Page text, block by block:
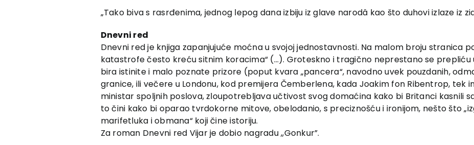
„Tako biva s rasrđenima, jednog lepog dana izbiju iz glave narodâ kao što duhovi izlaze iz
Dnevni red
Dnevni red je knjiga zapanjujuće moćna u svojoj jednostavnosti. Na malom broju stranica
katastrofe često kreću sitnim koracima“ (…). Groteskno i tragično neprestano se prepliću
bira istinite i malo poznate prizore (poput kvara „pancera“, navodno uvek pouzdanih,
granice, ili večere u Londonu, kod premijera Čemberlena, kada Joakim fon Ribentrop, tek
ministar spoljnih poslova, zloupotrebljava učtivost svog domaćina kako bi Britanci kasnili
to čini kako bi oparao tvrdokorne mitove, obelodanio, s preciznošću i ironijom, nešto što
marifetluka i obmana“ koji čine istoriju.
Za roman Dnevni red Vijar je dobio nagradu ,,Gonkur”.